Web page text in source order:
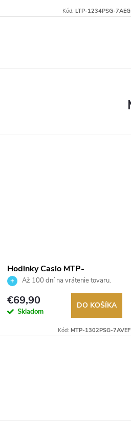
Kód: LTP-1234PSG-7AEG
Hodinky Casio MTP-
1302PSG-7AVEF
Až 100 dní na vrátenie tovaru.
Autorizovaný predajca.
€69,90
Skladom
DO KOŠÍKA
Kód: MTP-1302PSG-7AVEF